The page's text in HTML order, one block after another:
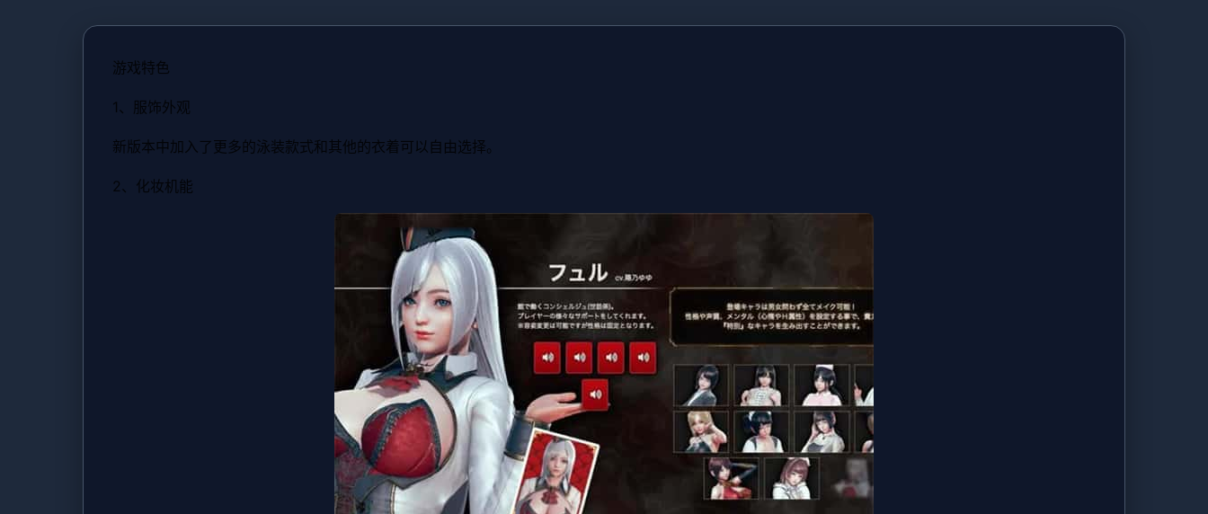
游戏特色
1、服饰外观
新版本中加入了更多的泳装款式和其他的衣着可以自由选择。
2、化妆机能